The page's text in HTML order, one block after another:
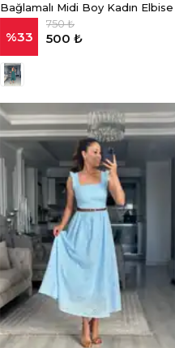
Bağlamalı Midi Boy Kadın Elbise
%33
750 ₺
500 ₺